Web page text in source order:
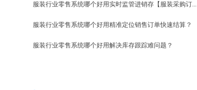
服装行业零售系统哪个好用实时监管进销存【服装采购订...
服装行业零售系统哪个好用精准定位销售订单快速结算？
服装行业零售系统哪个好用解决库存跟踪难问题？